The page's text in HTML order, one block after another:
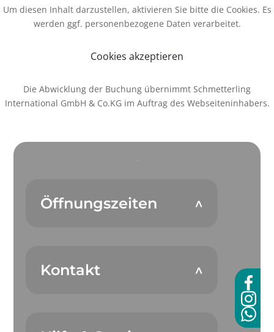
Um diesen Inhalt darzustellen, aktivieren Sie bitte die Cookies. Es
werden ggf. personenbezogene Daten verarbeitet.
Cookies akzeptieren
Die Abwicklung der Buchung übernimmt Schmetterling
International GmbH & Co.KG im Auftrag des Webseiteninhabers.
Öffnungszeiten
Kontakt